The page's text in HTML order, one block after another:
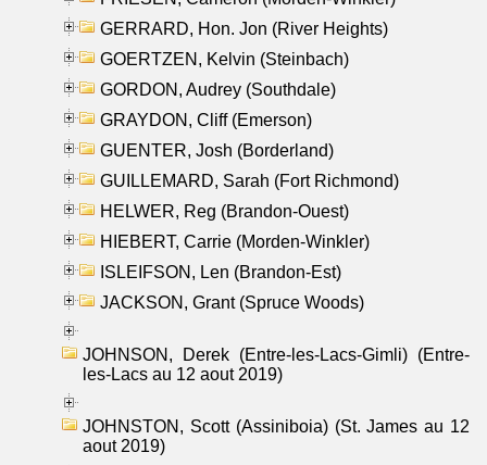
GERRARD, Hon. Jon (River Heights)
GOERTZEN, Kelvin (Steinbach)
GORDON, Audrey (Southdale)
GRAYDON, Cliff (Emerson)
GUENTER, Josh (Borderland)
GUILLEMARD, Sarah (Fort Richmond)
HELWER, Reg (Brandon-Ouest)
HIEBERT, Carrie (Morden-Winkler)
ISLEIFSON, Len (Brandon-Est)
JACKSON, Grant (Spruce Woods)
JOHNSON, Derek (Entre-les-Lacs-Gimli) (Entre-
les-Lacs au 12 aout 2019)
JOHNSTON, Scott (Assiniboia) (St. James au 12
aout 2019)